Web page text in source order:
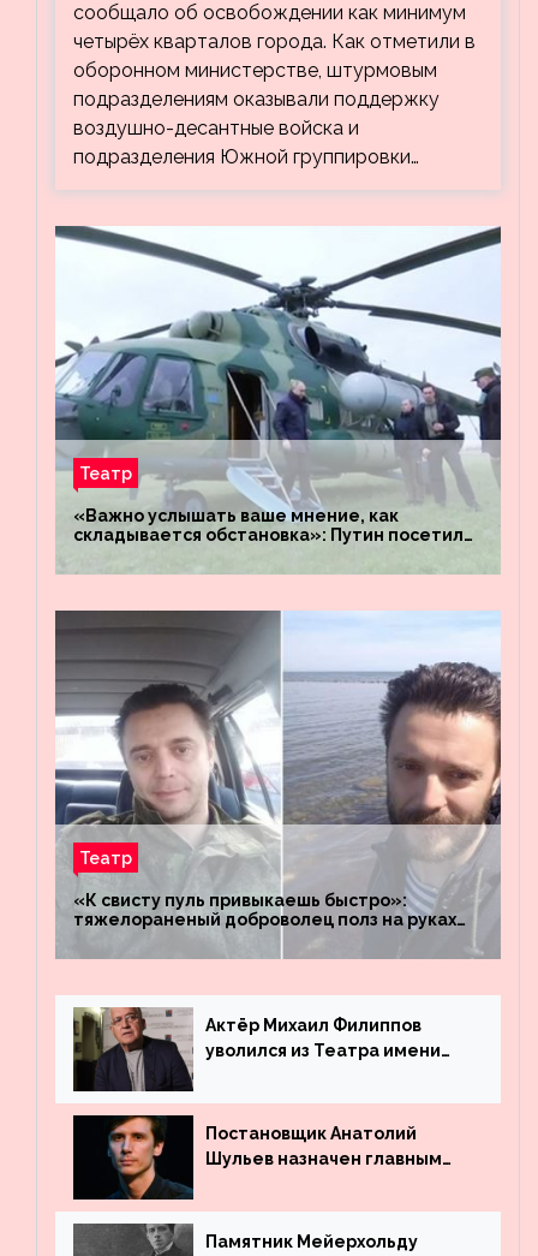
сообщало об освобождении как минимум
четырёх кварталов города. Как отметили в
оборонном министерстве, штурмовым
подразделениям оказывали поддержку
воздушно-десантные войска и
подразделения Южной группировки…
Театр
«Важно услышать ваше мнение, как
складывается обстановка»: Путин посетил
«Восток»
Театр
«К свисту пуль привыкаешь быстро»:
тяжелораненый доброволец полз на руках
четыре километра через заминированное
поле
Актёр Михаил Филиппов
уволился из Театра имени
Постановщик Анатолий
Шульев назначен главным
Вахтангова
Памятник Мейерхольду